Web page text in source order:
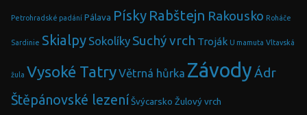
Petrohradské padání Pálava Písky Rabštejn Rakousko Roháče
Sardinie Skialpy Sokolíky Suchý vrch Troják U mamuta Vltavská
žula Vysoké TatryVětrná hůrka ZávodyÁdr
Štěpánovské lezení Švýcarsko Žulový vrch